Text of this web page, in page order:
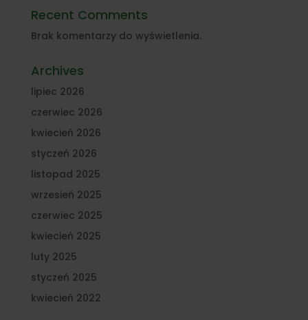
Recent Comments
Brak komentarzy do wyświetlenia.
Archives
lipiec 2026
czerwiec 2026
kwiecień 2026
styczeń 2026
listopad 2025
wrzesień 2025
czerwiec 2025
kwiecień 2025
luty 2025
styczeń 2025
kwiecień 2022